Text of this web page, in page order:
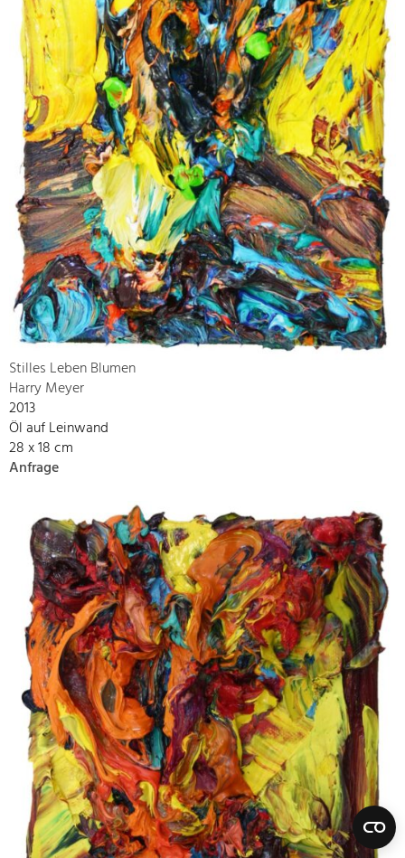
Stilles Leben Blumen
Harry Meyer
2013
Öl auf Leinwand
28 x 18 cm
Anfrage